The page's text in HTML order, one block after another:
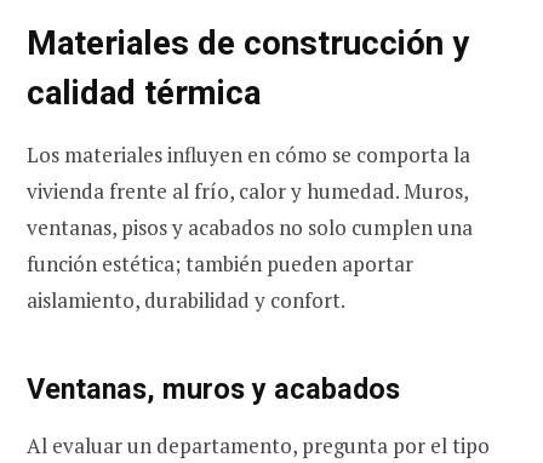
Materiales de construcción y
calidad térmica
Los materiales influyen en cómo se comporta la
vivienda frente al frío, calor y humedad. Muros,
ventanas, pisos y acabados no solo cumplen una
función estética; también pueden aportar
aislamiento, durabilidad y confort.
Ventanas, muros y acabados
Al evaluar un departamento, pregunta por el tipo